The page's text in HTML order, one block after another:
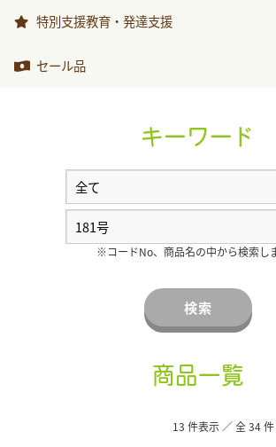
999ひきのきょうだい
特別支援教育・発達支援
特別支援教育・発達支援
セール品
キーワード
※コードNo、商品名の中から検索しま
検索
商品一覧
13 件表示 ／ 全 34 件